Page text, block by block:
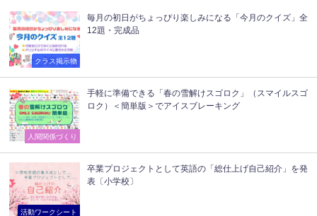
クラス掲示物
毎月の初日がちょっぴり楽しみになる「今月のクイズ」全
12題・完成品
人間関係づくり
手軽に準備できる「春の雪解けスゴロク」（スマイルスゴ
ロク）＜簡単版＞でアイスブレーキング
活動ワークシート
卒業プロジェクトとして英語の「総仕上げ自己紹介」を発
表〔小学校〕